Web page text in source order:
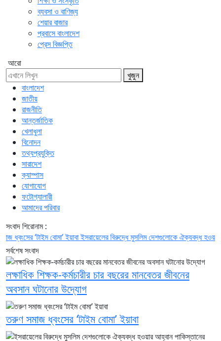
ব্যবসা ও বাণিজ্য
শেয়ার বাজার
প্রবাসে বাংলাদেশ
প্রেস বিজ্ঞপ্তি
আরো
খুজুন
বাংলাদেশ
জাতীয়
রাজনীতি
আন্তর্জাতিক
খেলাধুলা
বিনোদন
তথ্যপ্রযুক্তি
সারাদেশ
ক্যাম্পাস
যোগাযোগ
ফটোগ্যালারী
আমাদের পরিবার
সংবাদ শিরোনাম :
‘টাইম বোমা’ ইয়াবাইসরায়েলের বিরুদ্ধে মুসলিম দেশগুলোকে ঐক্যবদ্ধ হওয়ার আহ্বান
সর্বশেষ সংবাদ
লক্ষাধিক শিক্ষক-কর্মচারীর চার বছরের মানবেতর জীবনের
অবসান ঘটানোর উদ্যোগ
তরুণ সমাজ ধ্বংসের ‘টাইম বোমা’ ইয়াবা